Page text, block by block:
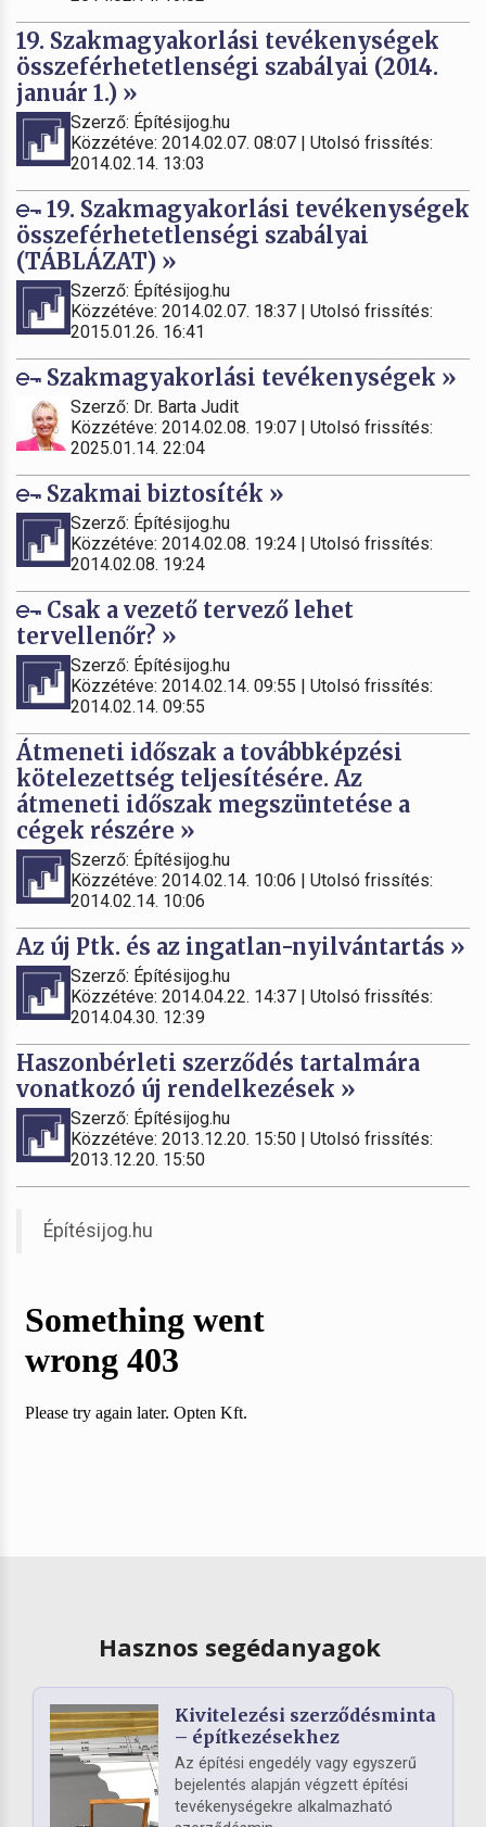
19. Szakmagyakorlási tevékenységek
összeférhetetlenségi szabályai (2014.
január 1.) »
Szerző: Építésijog.hu
Közzétéve: 2014.02.07. 08:07 | Utolsó frissítés:
2014.02.14. 13:03
19. Szakmagyakorlási tevékenységek
összeférhetetlenségi szabályai
(TÁBLÁZAT) »
Szerző: Építésijog.hu
Közzétéve: 2014.02.07. 18:37 | Utolsó frissítés:
2015.01.26. 16:41
Szakmagyakorlási tevékenységek »
Szerző: Dr. Barta Judit
Közzétéve: 2014.02.08. 19:07 | Utolsó frissítés:
2025.01.14. 22:04
Szakmai biztosíték »
Szerző: Építésijog.hu
Közzétéve: 2014.02.08. 19:24 | Utolsó frissítés:
2014.02.08. 19:24
Csak a vezető tervező lehet
tervellenőr? »
Szerző: Építésijog.hu
Közzétéve: 2014.02.14. 09:55 | Utolsó frissítés:
2014.02.14. 09:55
Átmeneti időszak a továbbképzési
kötelezettség teljesítésére. Az
átmeneti időszak megszüntetése a
cégek részére »
Szerző: Építésijog.hu
Közzétéve: 2014.02.14. 10:06 | Utolsó frissítés:
2014.02.14. 10:06
Az új Ptk. és az ingatlan-nyilvántartás »
Szerző: Építésijog.hu
Közzétéve: 2014.04.22. 14:37 | Utolsó frissítés:
2014.04.30. 12:39
Haszonbérleti szerződés tartalmára
vonatkozó új rendelkezések »
Szerző: Építésijog.hu
Közzétéve: 2013.12.20. 15:50 | Utolsó frissítés:
2013.12.20. 15:50
Építésijog.hu
Hasznos segédanyagok
Kivitelezési szerződésminta
– építkezésekhez
Az építési engedély vagy egyszerű
bejelentés alapján végzett építési
tevékenységekre alkalmazható